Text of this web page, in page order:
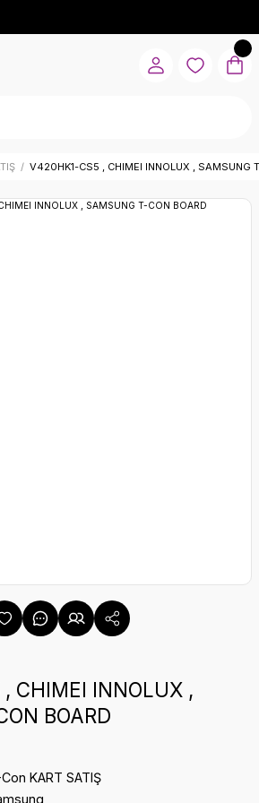
V420HK1-CS5 , CHIMEI INNOLUX , SAMSUNG
CHIMEI INNOLUX ,
BOARD
KART SATIŞ